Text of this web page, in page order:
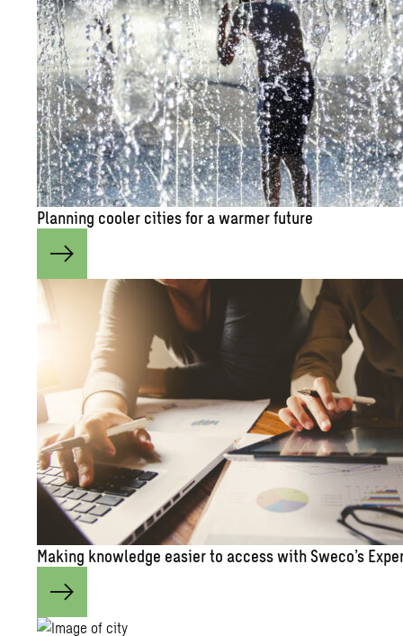
Plan­ning cooler cities for a warmer fu­ture
Mak­ing knowl­edge eas­ier to ac­cess with Sweco’s